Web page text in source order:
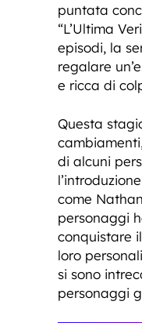
puntata
“L’Ultima
episodi, la
regalare
e ricca di
Questa
di alcuni
come
personaggi
conquistare
loro
si sono
personaggi